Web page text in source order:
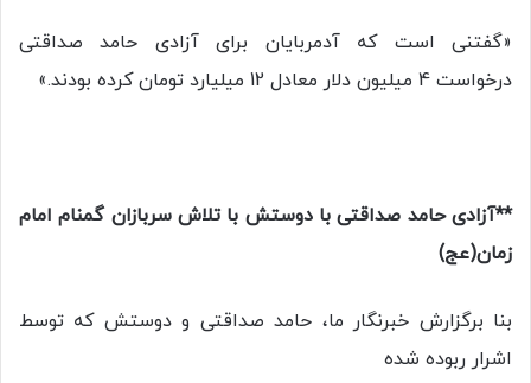
«گفتنی است که آدمربایان برای آزادی حامد صداقتی
درخواست 4 میلیون دلار معادل 12 میلیارد تومان کرده بودند.»
**آزادی حامد صداقتی با دوستش با تلاش سربازان گمنام امام
زمان(عج)
بنا برگزارش خبرنگار ما، حامد صداقتی و دوستش که توسط
اشرار ربوده شده